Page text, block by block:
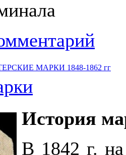
МАРКИ 1848-1862 гг
История
В 1842 г.